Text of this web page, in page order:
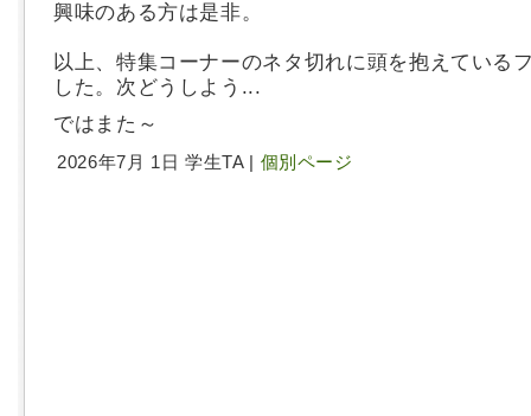
興味のある方は是非。
以上、特集コーナーのネタ切れに頭を抱えている
した。次どうしよう...
ではまた～
2026年7月 1日 学生TA | 個別ページ